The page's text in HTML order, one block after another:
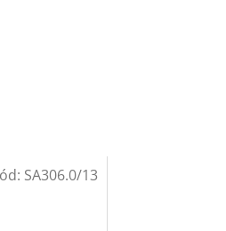
SA306.0/13